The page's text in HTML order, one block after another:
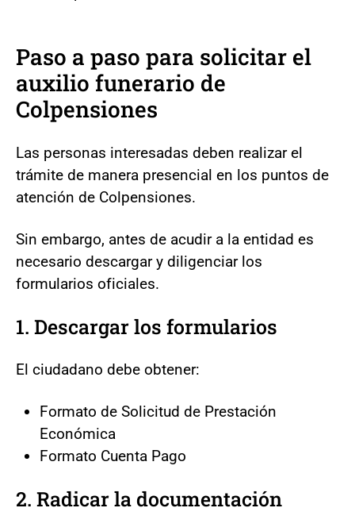
Paso a paso para solicitar el
auxilio funerario de
Colpensiones
Las personas interesadas deben realizar el
trámite de manera presencial en los puntos de
atención de Colpensiones.
Sin embargo, antes de acudir a la entidad es
necesario descargar y diligenciar los
formularios oficiales.
1. Descargar los formularios
El ciudadano debe obtener:
Formato de Solicitud de Prestación
Económica
Formato Cuenta Pago
2. Radicar la documentación